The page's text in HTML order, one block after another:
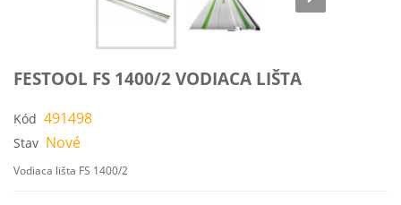
FESTOOL FS 1400/2 VODIACA LIŠTA
Kód 491498
Stav Nové
Vodiaca lišta FS 1400/2